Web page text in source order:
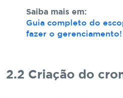
Saiba mais em:
Guia completo do
fazer o gerenciamento!
2.2 Criação do